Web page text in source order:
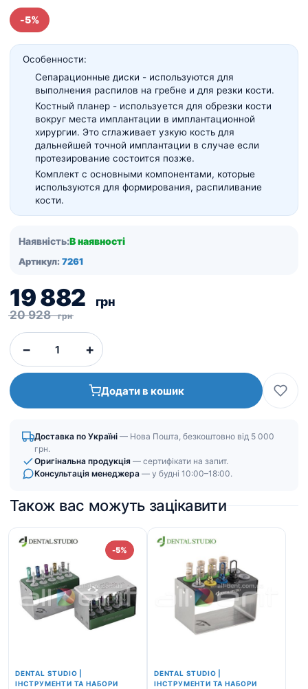
-5%
Особенности:
Сепарационные диски - используются для
выполнения распилов на гребне и для резки кости.
Костный планер - используется для обрезки кости
вокруг места имплантации в имплантационной
хирургии. Это сглаживает узкую кость для
дальнейшей точной имплантации в случае если
протезирование состоится позже.
Комплект с основными компонентами, которые
используются для формирования, распиливание
кости.
Наявність:В наявності
Артикул: 7261
20 928 грн
Оригінальна
ціна:
20
928
грн.
19 882 грн
Поточна
ціна:
19
882
грн.
− +
Додати в кошик
Доставка по Україні — Нова Пошта, безкоштовно від 5 000
грн.
Оригінальна продукція — сертифікати на запит.
Консультація менеджера — у будні 10:00–18:00.
Також вас можуть зацікавити
-5%
DENTAL STUDIO |
ІНСТРУМЕНТИ ТА НАБОРИ
DENTAL STUDIO |
ІНСТРУМЕНТИ ТА НАБОРИ